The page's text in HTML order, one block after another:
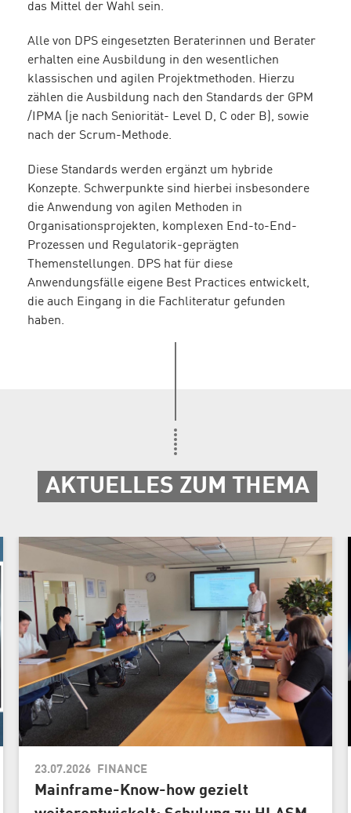
das Mittel der Wahl sein.
Alle von DPS eingesetzten Beraterinnen und Berater
erhalten eine Ausbildung in den wesentlichen
klassischen und agilen Projektmethoden. Hierzu
zählen die Ausbildung nach den Standards der GPM
/IPMA (je nach Seniorität- Level D, C oder B), sowie
nach der Scrum-Methode.
Diese Standards werden ergänzt um hybride
Konzepte. Schwerpunkte sind hierbei insbesondere
die Anwendung von agilen Methoden in
Organisationsprojekten, komplexen End-to-End-
Prozessen und Regulatorik-geprägten
Themenstellungen. DPS hat für diese
Anwendungsfälle eigene Best Practices entwickelt,
die auch Eingang in die Fachliteratur gefunden
haben.
AKTUELLES ZUM THEMA
23.07.2026